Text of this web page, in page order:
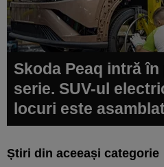
Skoda Peaq intră
serie. SUV-ul
locuri este
Știri din aceeași categorie